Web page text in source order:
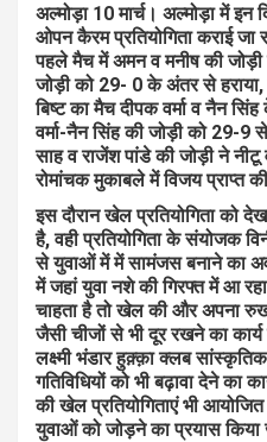
अल्मोड़ा 10 मार्च। अल्मोड़ा में इन
ओपन कैरम प्रतियोगिता कराई जा
पहले मैच में अमन व मनीष की
जोड़ी को 29- 0 के अंतर से हराया,
बिष्ट का मैच दीपक वर्मा व नैन
वर्मा-नैन सिंह की जोड़ी को 29-
साह व राजेंश पांडे की जोड़ी ने
रोमांचक मुकाबले में विजय प्राप्त
इस दौरान खेल प्रतियोगिता को
है, वही प्रतियोगिता के संयोजक
से युवाओं में में सामंजस बनाने का
में जहां युवा नशे की गिरफ्त में आ
चाहता है तो खेल की और अपना
जैसी चीजों से भी दूर रखने का
लक्ष्मी भंडार हुक़्क़ा क्लब
गतिविधियों को भी बढ़ावा देने का
की खेल प्रतियोगिताएं भी
युवाओं को जोड़ने का प्रयास किया